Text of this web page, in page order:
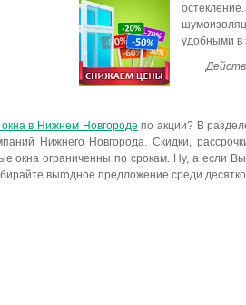
удобными в
окна в Нижнем Новгороде по акции? В
Нижнего Новгорода. Скидки,
окна ограниченны по срокам. Ну, а если
выгодное предложение среди